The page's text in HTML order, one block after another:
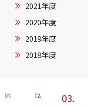
2021年度
2020年度
2019年度
2018年度
1 2 3